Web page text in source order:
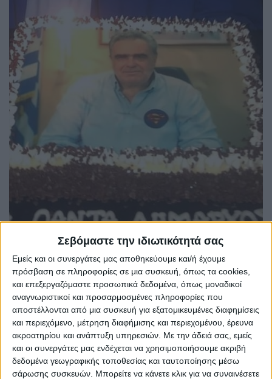
Σεβόμαστε την ιδιωτικότητά σας
Εμείς και οι συνεργάτες μας αποθηκεύουμε και/ή έχουμε
πρόσβαση σε πληροφορίες σε μια συσκευή, όπως τα cookies,
και επεξεργαζόμαστε προσωπικά δεδομένα, όπως μοναδικοί
αναγνωριστικοί και προσαρμοσμένες πληροφορίες που
αποστέλλονται από μια συσκευή για εξατομικευμένες διαφημίσεις
και περιεχόμενο, μέτρηση διαφήμισης και περιεχομένου, έρευνα
ακροατηρίου και ανάπτυξη υπηρεσιών. Με την άδειά σας, εμείς
και οι συνεργάτες μας ενδέχεται να χρησιμοποιήσουμε ακριβή
δεδομένα γεωγραφικής τοποθεσίας και ταυτοποίησης μέσω
σάρωσης συσκευών. Μπορείτε να κάνετε κλικ για να συναινέσετε
Η φωτογραφία όπως ήταν αναμενόμενο έγινε σύντομα viral,
αφού ο Δήμαρχος λίγη ώρα αργότερα πόζαρε με την
εντυπωσιακή τούρτα στα χέρια και ευχαρίστησε όλους όσους
του ευχήθηκαν για τα γενέθλια του….